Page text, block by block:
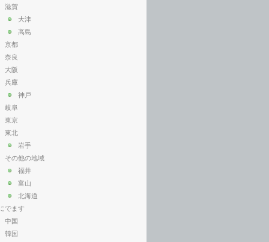
滋賀
大津
高島
京都
奈良
大阪
兵庫
神戸
岐阜
東京
東北
岩手
その他の地域
福井
富山
北海道
でます
中国
韓国